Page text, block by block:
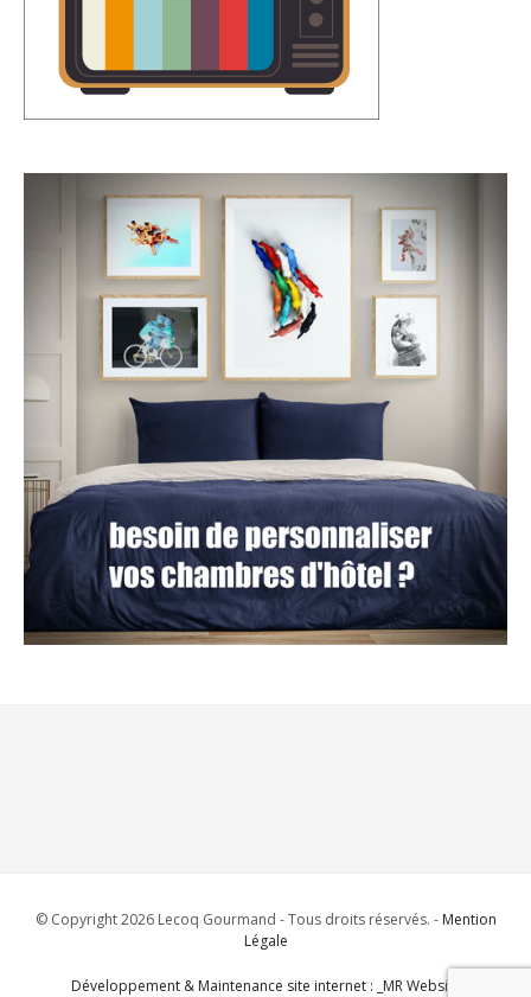
© Copyright 2026 Lecoq Gourmand - Tous droits réservés. - Mention
Légale
Développement & Maintenance site internet : _MR Website